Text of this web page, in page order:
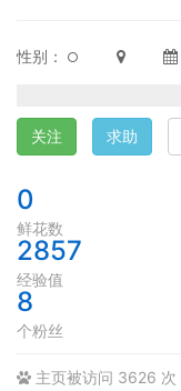
性别：
关注 求助
0
鲜花数
2857
经验值
8
个粉丝
主页被访问 3626 次